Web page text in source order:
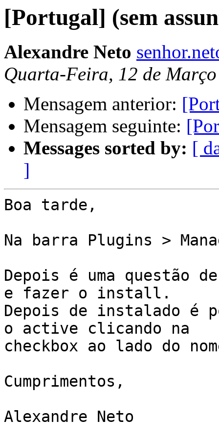
[Portugal] (sem
Alexandre Neto
Quarta-Feira, 12 de
Mensagem anterior:
Mensagem seguinte:
Messages sorted by: [
]
Boa tarde,
Na barra Plugins >
Depois é uma questão
e fazer o install.
Depois de instalado é
o active clicando na
checkbox ao lado do
Cumprimentos,
Alexandre Neto